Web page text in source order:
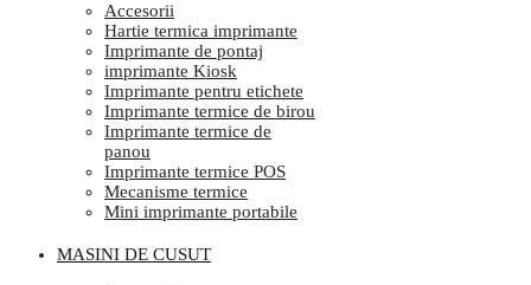
Accesorii
Hartie termica imprimante
Imprimante de pontaj
imprimante Kiosk
Imprimante pentru etichete
Imprimante termice de birou
Imprimante termice de
panou
Imprimante termice POS
Mecanisme termice
Mini imprimante portabile
MASINI DE CUSUT